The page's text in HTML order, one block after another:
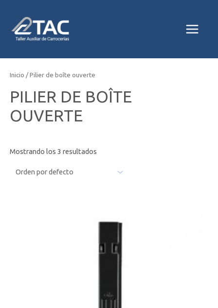
contenido
MENU
Inicio / Pilier de boîte ouverte
PILIER DE BOÎTE
OUVERTE
Mostrando los 3 resultados